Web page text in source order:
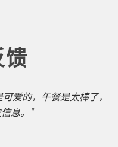
爱的，午餐是太棒了，
息。"